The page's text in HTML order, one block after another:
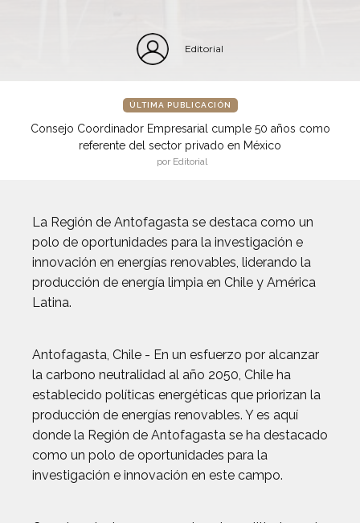
Editorial
ÚLTIMA PUBLICACIÓN
Consejo Coordinador Empresarial cumple 50 años como
referente del sector privado en México
por Editorial
La Región de Antofagasta se destaca como un
polo de oportunidades para la investigación e
innovación en energías renovables, liderando la
producción de energía limpia en Chile y América
Latina.
Antofagasta, Chile - En un esfuerzo por alcanzar
la carbono neutralidad al año 2050, Chile ha
establecido políticas energéticas que priorizan la
producción de energías renovables. Y es aquí
donde la Región de Antofagasta se ha destacado
como un polo de oportunidades para la
investigación e innovación en este campo.